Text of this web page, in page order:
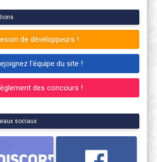
de développeurs !
l'équipe du site !
des concours !
sociaux